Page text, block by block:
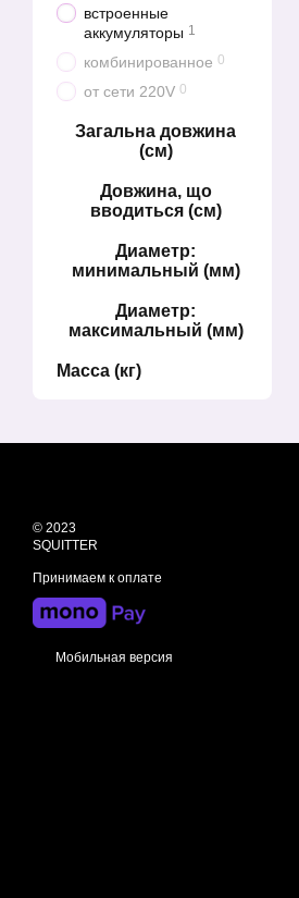
встроенные
аккумуляторы 1
комбинированное 0
от сети 220V 0
Загальна довжина
(см)
Довжина, що
вводиться (см)
Диаметр:
минимальный (мм)
Диаметр:
максимальный (мм)
Масса (кг)
© 2023
SQUITTER
Принимаем к оплате
Мобильная версия